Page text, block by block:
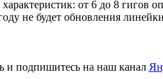
от 6 до 8 гигов
не будет обновления
и подпишитесь на наш канал